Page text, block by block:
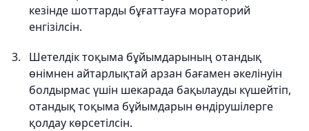
кезінде шоттарды бұғаттауға мораторий
енгізілсін.
Шетелдік тоқыма бұйымдарының отандық
өнімнен айтарлықтай арзан бағамен әкелінуін
болдырмас үшін шекарада бақылауды күшейтіп,
отандық тоқыма бұйымдарын өндірушілерге
қолдау көрсетілсін.